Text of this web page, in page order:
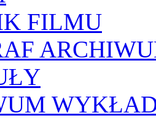
FILMU